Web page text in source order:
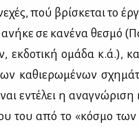
πού βρί­σκε­ται το
ανή­κε σε κα­νέ­να θε­σμό
εκ­δο­τι­κή ομά­δα κ.ά.),
κα­θιε­ρω­μέ­νων
εντέ­λει η
του από το «κό­σμο